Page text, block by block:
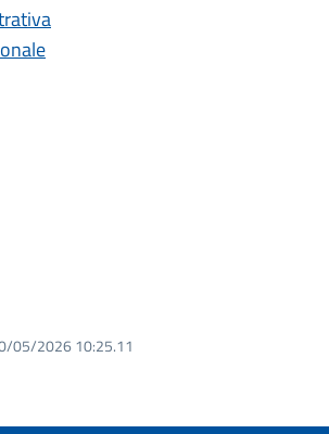
05/2026 10:25.11